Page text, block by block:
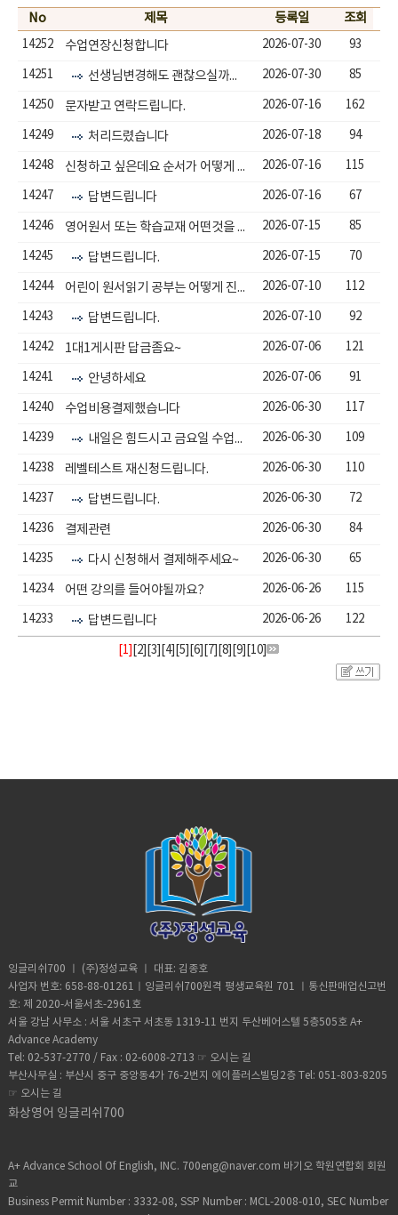
No 제목 등록일 조회
14252 수업연장신청합니다 2026-07-30 93
14251 선생님변경해도 괜찮으실까요? 2026-07-30 85
14250 문자받고 연락드립니다. 2026-07-16 162
14249 처리드렸습니다 2026-07-18 94
14248 신청하고 싶은데요 순서가 어떻게 될까요?? 2026-07-16 115
14247 답변드립니다 2026-07-16 67
14246 영어원서 또는 학습교재 어떤것을 할까요 2026-07-15 85
14245 답변드립니다. 2026-07-15 70
14244 어린이 원서읽기 공부는 어떻게 진행이되나요 2026-07-10 112
14243 답변드립니다. 2026-07-10 92
14242 1대1게시판 답금좀요~ 2026-07-06 121
14241 안녕하세요 2026-07-06 91
14240 수업비용결제했습니다 2026-06-30 117
14239 내일은 힘드시고 금요일 수업으로 일정이 잡혔습니다 2026-06-30 109
14238 레벨테스트 재신청드립니다. 2026-06-30 110
14237 답변드립니다. 2026-06-30 72
14236 결제관련 2026-06-30 84
14235 다시 신청해서 결제해주세요~ 2026-06-30 65
14234 어떤 강의를 들어야될까요? 2026-06-26 115
14233 답변드립니다 2026-06-26 122
[1] 2 ][3 4][5 ][6 7 ][8 ][9 10 ]
잉글리쉬700 ㅣ (주)정성교육 ㅣ 대표: 김종호
사업자 번호: 658-88-01261ㅣ잉글리쉬700원격 평생교육원 701 ㅣ통신판매업신고번
호: 제 2020-서울서초-2961호
서울 강남 사무소 : 서울 서초구 서초동 1319-11 번지 두산베어스텔 5층505호 A+
Advance Academy
Tel: 02-537-2770 / Fax : 02-6008-2713 ☞ 오시는 길
부산사무실 : 부산시 중구 중앙동4가 76-2번지 에이플러스빌딩2층 Tel: 051-803-8205
☞ 오시는 길
화상영어 잉글리쉬700
A+ Advance School Of English, INC. 700eng@naver.com 바기오 학원연합회 회원
교
Business Permit Number : 3332-08, SSP Number : MCL-2008-010, SEC Number